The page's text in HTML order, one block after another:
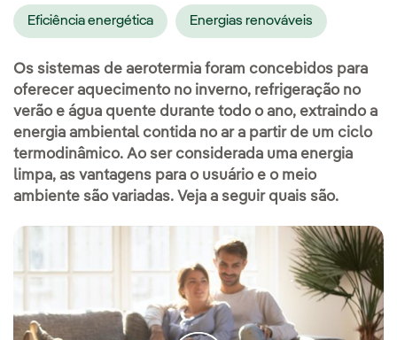
Eficiência energética Energias renováveis
Os sistemas de aerotermia foram concebidos para
oferecer aquecimento no inverno, refrigeração no
verão e água quente durante todo o ano, extraindo a
energia ambiental contida no ar a partir de um ciclo
termodinâmico. Ao ser considerada uma energia
limpa, as vantagens para o usuário e o meio
ambiente são variadas. Veja a seguir quais são.